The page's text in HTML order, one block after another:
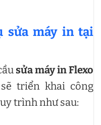
sửa máy in tại
sửa máy in Flexo
triển khai công
trình như sau: